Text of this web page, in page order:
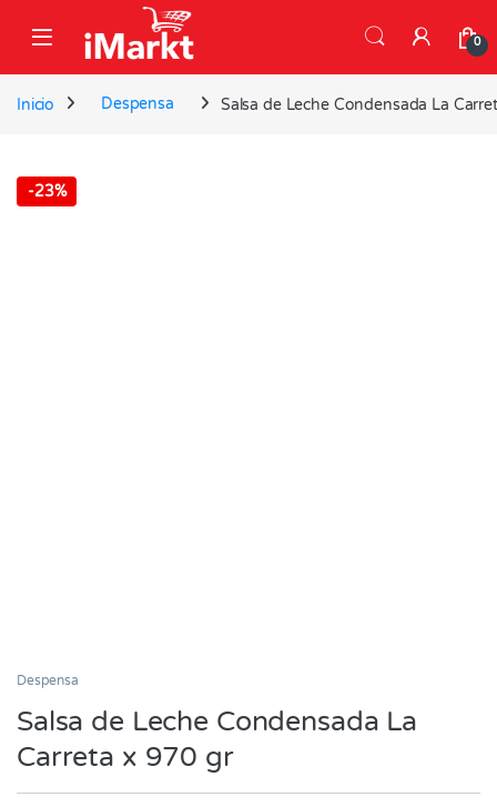
0
Inicio Despensa Salsa de Leche Condensada La
-23%
Despensa
Salsa de Leche Condensada La
Carreta x 970 gr